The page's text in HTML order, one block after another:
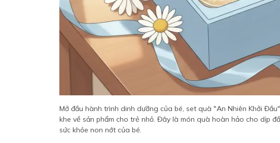
Mở đầu hành trình dinh dưỡng của bé, set quà "An Nhiên Khởi
khe về sản phẩm cho trẻ nhỏ. Đây là món quà hoàn hảo cho dịp
sức khỏe non nớt của bé.